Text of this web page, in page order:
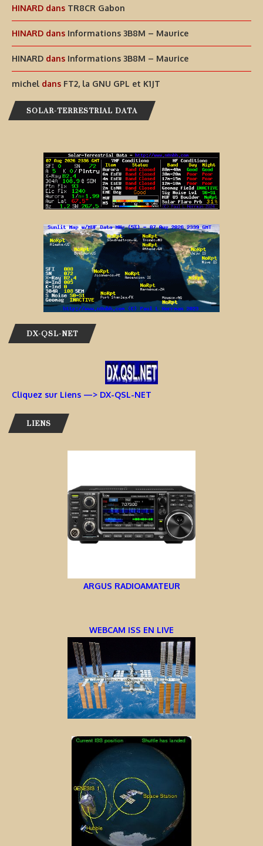
HINARD dans TR8CR Gabon
HINARD dans Informations 3B8M – Maurice
HINARD dans Informations 3B8M – Maurice
michel dans FT2, la GNU GPL et K1JT
SOLAR-TERRESTRIAL DATA
DX-QSL-NET
Cliquez sur Liens —> DX-QSL-NET
LIENS
ARGUS RADIOAMATEUR
WEBCAM ISS EN LIVE